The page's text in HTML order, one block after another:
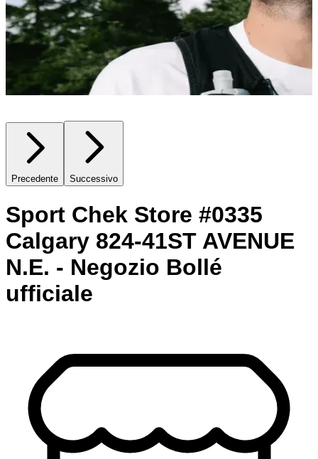
Precedente Successivo
Sport Chek Store #0335
Calgary 824-41ST AVENUE
N.E. - Negozio Bollé
ufficiale